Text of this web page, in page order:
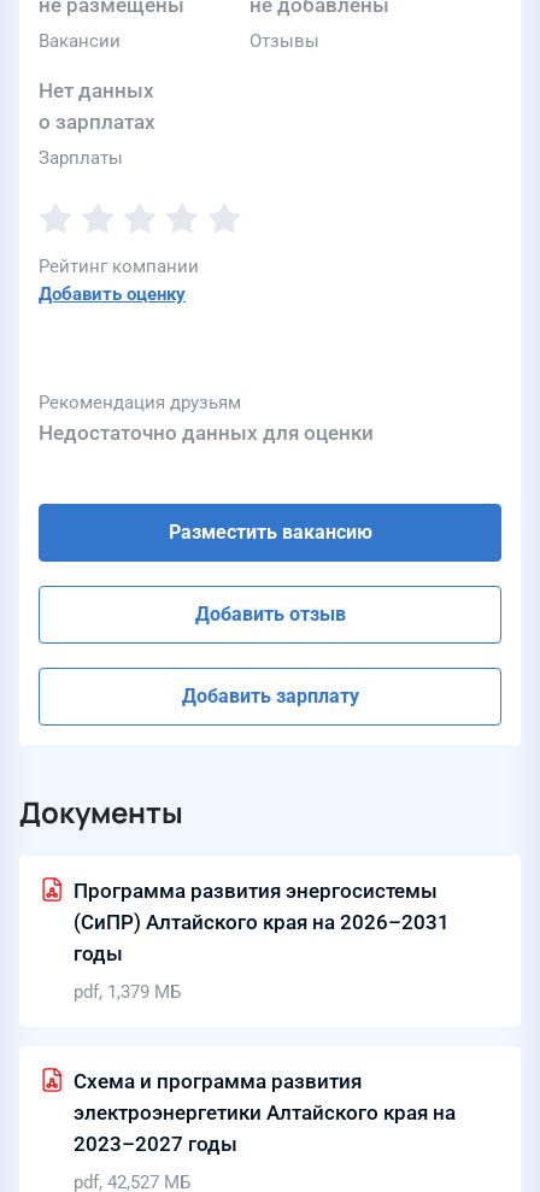
не размещены
Вакансии
не добавлены
Отзывы
Нет данных
о зарплатах
Зарплаты
Рейтинг компании
Добавить оценку
Рекомендация друзьям
Недостаточно данных для оценки
Разместить вакансию
Добавить отзыв
Добавить зарплату
Документы
Программа развития энергосистемы
(СиПР) Алтайского края на 2026–2031
годы
pdf, 1,379 МБ
Схема и программа развития
электроэнергетики Алтайского края на
2023–2027 годы
pdf, 42,527 МБ